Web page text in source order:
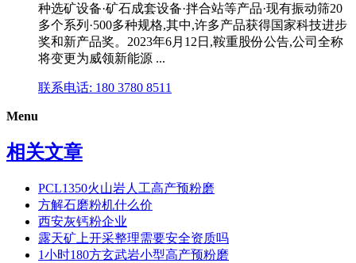
种选矿设备·矿石成套设备·拌合站等产品·现有振动筛20
多个系列·500多种规格,其中,许多产品获得国家科技进步
奖和新产品奖。2023年6月12日,鞍重股份公告,公司全称
将变更为威领新能源 ...
联系电话: 180 3780 8511
Menu
相关文章
PCL1350火山岩人工高产预粉磨
方解石磨粉机什么价
西安灰钙粉企业
露天矿上开采整理需要安全资质吗
1小时180方玄武岩小型高产预粉磨